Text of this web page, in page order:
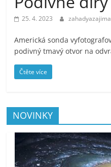
25. 4. 2023
Americká sonda
podivný tmavý otvor na
Čtěte více
NOVINKY